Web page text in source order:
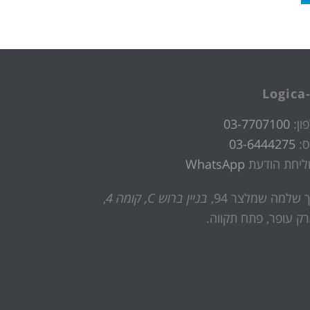
03-7707100
03-6444275
הודעת WhatsApp
שלמה שמלצר 94, בניין ברוש C, קומה 4
,
עופר, פתח תקווה.